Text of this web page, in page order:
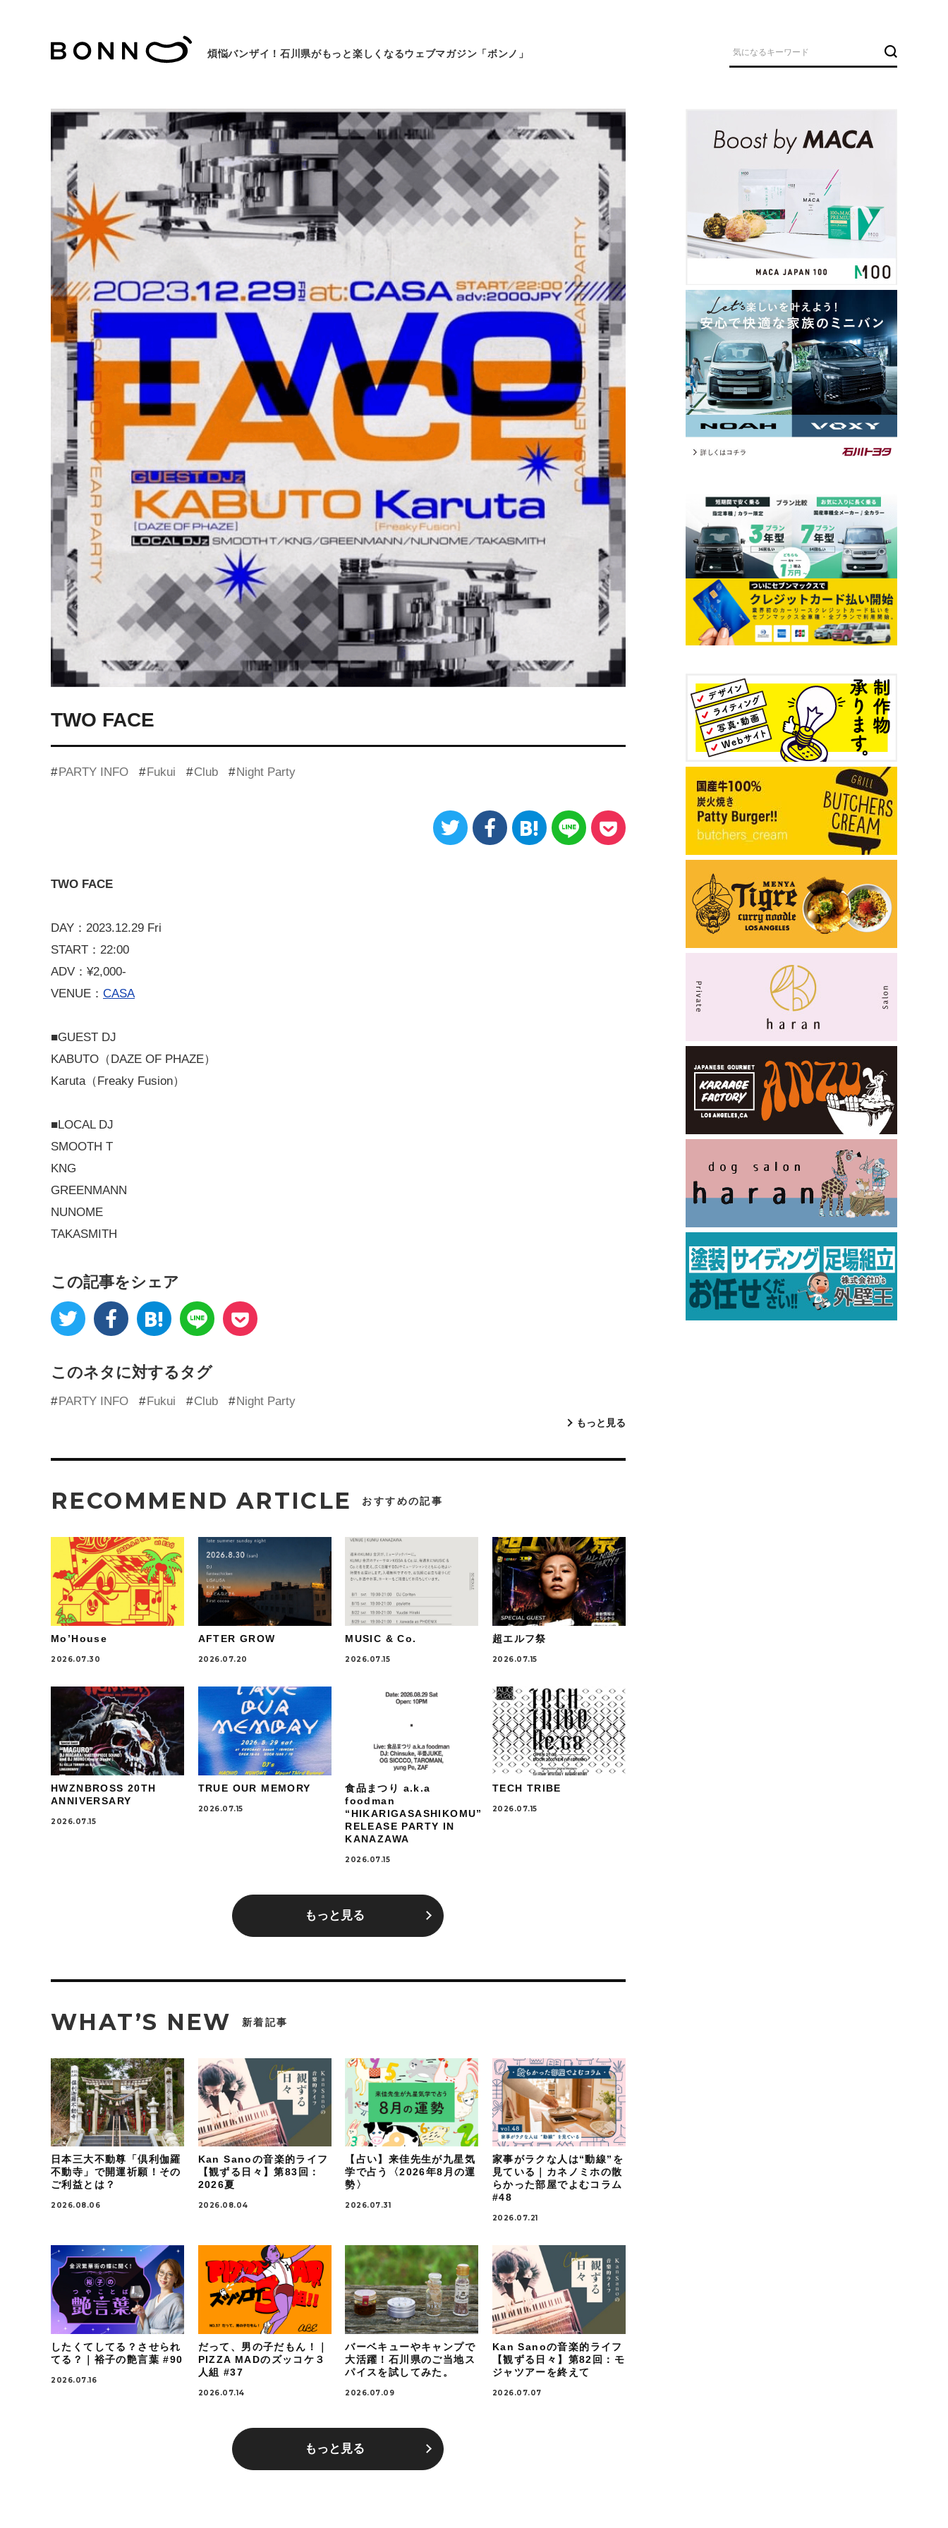
煩悩バンザイ！石川県がもっと楽しくなるウェブマガジン「ボンノ」
TWO FACE
PARTY INFO Fukui Club Night Party
TWO FACE
DAY：2023.12.29 Fri
START：22:00
ADV：¥2,000-
VENUE： CASA
■GUEST DJ
KABUTO（DAZE OF PHAZE）
Karuta（Freaky Fusion）
■LOCAL DJ
SMOOTH T
KNG
GREENMANN
NUNOME
TAKASMITH
この記事をシェア
このネタに対するタグ
PARTY INFO Fukui Club Night Party
もっと見る
RECOMMEND ARTICLE おすすめの記事
Mo’House
2026.07.30
AFTER GROW
2026.07.20
MUSIC & Co.
2026.07.15
超エルフ祭
2026.07.15
HWZNBROSS 20TH
ANNIVERSARY
2026.07.15
TRUE OUR MEMORY
2026.07.15
食品まつり a.k.a
foodman
“HIKARIGASASHIKOMU”
RELEASE PARTY IN
KANAZAWA
2026.07.15
TECH TRIBE
2026.07.15
もっと見る
WHAT’S NEW 新着記事
日本三大不動尊「倶利伽羅
不動寺」で開運祈願！その
ご利益とは？
2026.08.06
Kan Sanoの音楽的ライフ
【観ずる日々】第83回：
2026夏
2026.08.04
【占い】来佳先生が九星気
学で占う〈2026年8月の運
勢〉
2026.07.31
家事がラクな人は“動線”を
見ている｜カネノミホの散
らかった部屋でよむコラム
#48
2026.07.21
したくてしてる？させられ
てる？｜裕子の艶言葉 #90
2026.07.16
だって、男の子だもん！｜
PIZZA MADのズッコケ３
人組 #37
2026.07.14
バーベキューやキャンプで
大活躍！石川県のご当地ス
パイスを試してみた。
2026.07.09
Kan Sanoの音楽的ライフ
【観ずる日々】第82回：モ
ジャツアーを終えて
2026.07.07
もっと見る